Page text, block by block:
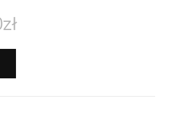
zł